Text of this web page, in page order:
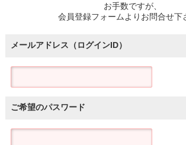
お手数ですが、
会員登録フォームよりお問合せ下
メールアドレス（ログインID）
ご希望のパスワード